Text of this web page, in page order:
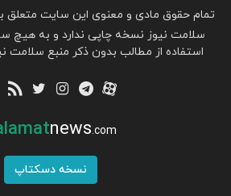
تمام حقوق مادی و معنوی این سایت متعلق
سلامت نیوز نسخه چاپی ندارد و به هیچ
استفاده از مطالب بدون ذکر منبع سلامت
news.com
نسخه دسکتاپ